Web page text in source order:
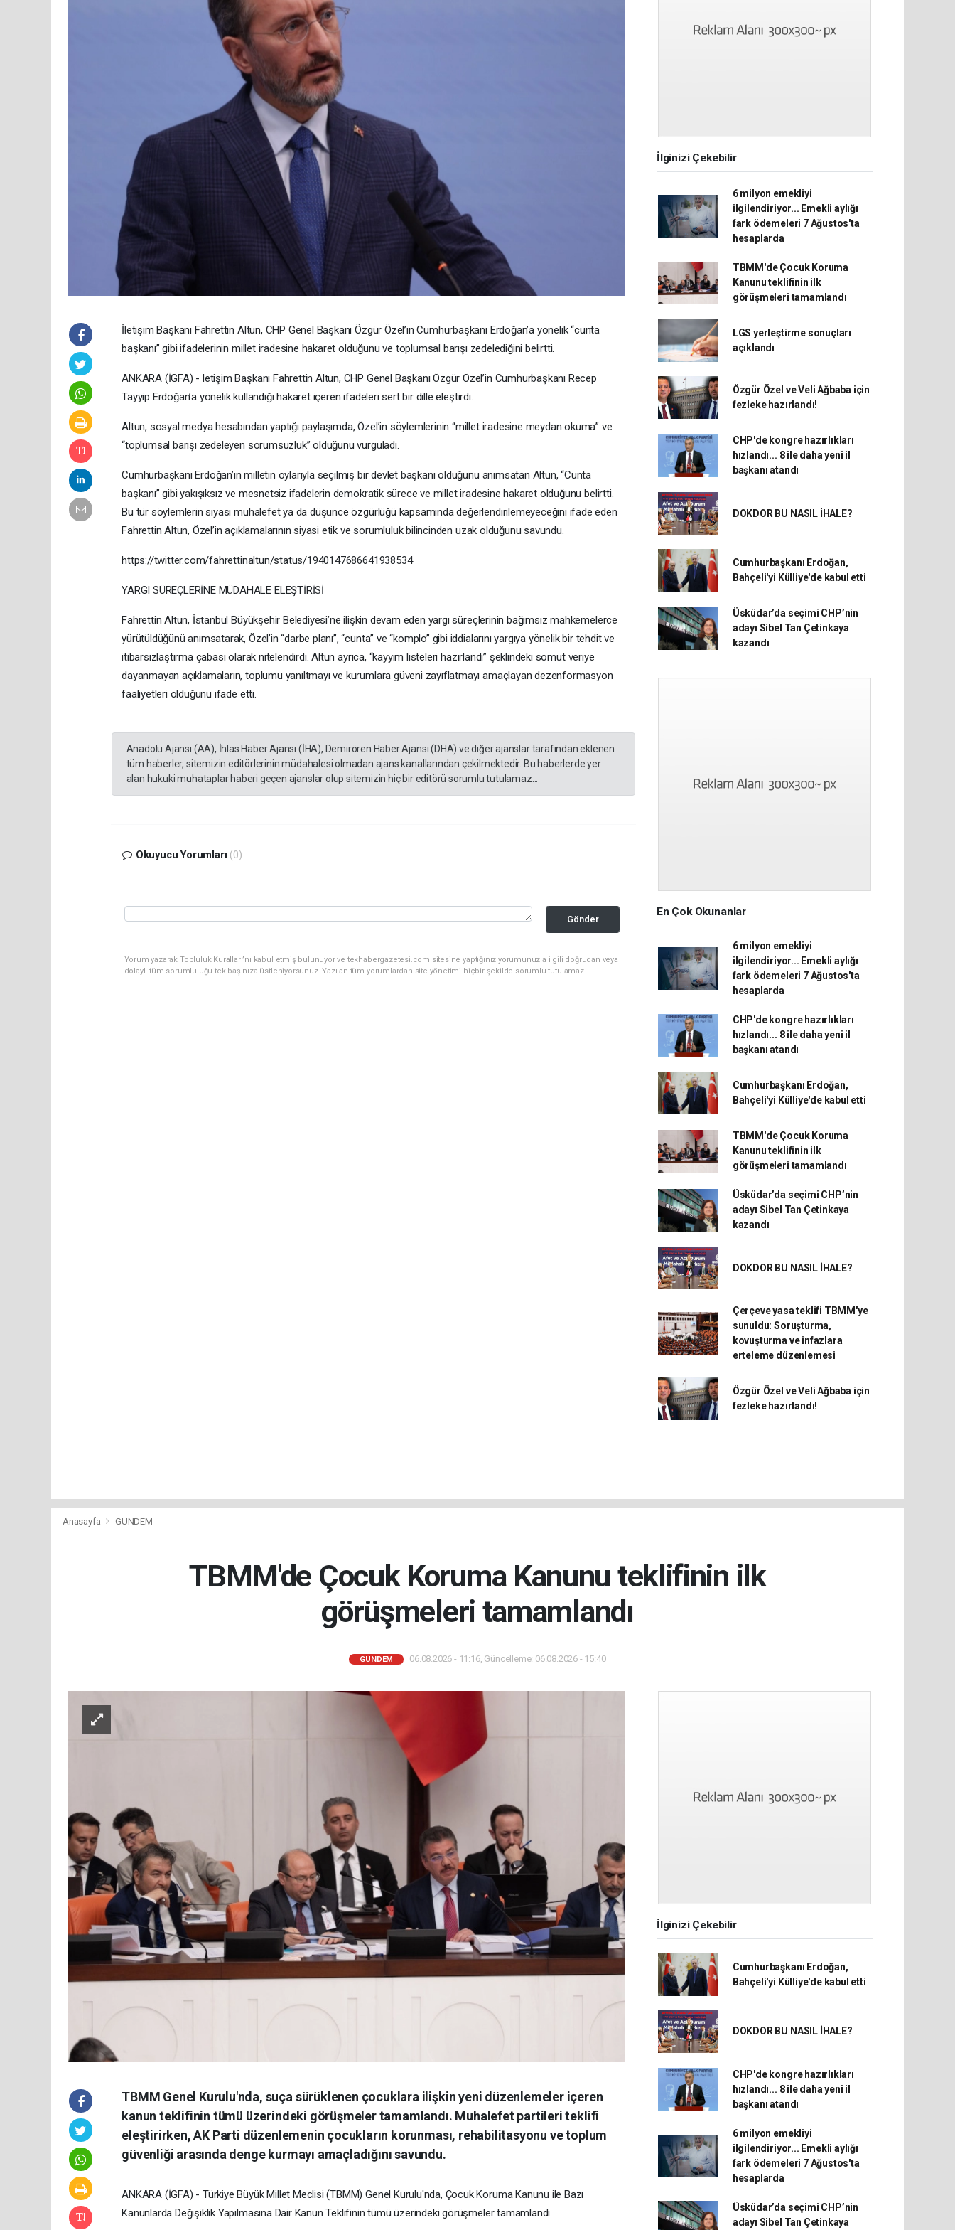
İletişim Başkanı Fahrettin Altun, CHP Genel Başkanı Özgür Özel’in Cumhurbaşkanı Erdoğan’a yönelik “cunta
başkanı” gibi ifadelerinin millet iradesine hakaret olduğunu ve toplumsal barışı zedelediğini belirtti.
ANKARA (İGFA) - letişim Başkanı Fahrettin Altun, CHP Genel Başkanı Özgür Özel’in Cumhurbaşkanı Recep
Tayyip Erdoğan’a yönelik kullandığı hakaret içeren ifadeleri sert bir dille eleştirdi.
Altun, sosyal medya hesabından yaptığı paylaşımda, Özel’in söylemlerinin “millet iradesine meydan okuma” ve
“toplumsal barışı zedeleyen sorumsuzluk” olduğunu vurguladı.
Cumhurbaşkanı Erdoğan’ın milletin oylarıyla seçilmiş bir devlet başkanı olduğunu anımsatan Altun, “Cunta
başkanı” gibi yakışıksız ve mesnetsiz ifadelerin demokratik sürece ve millet iradesine hakaret olduğunu belirtti.
Bu tür söylemlerin siyasi muhalefet ya da düşünce özgürlüğü kapsamında değerlendirilemeyeceğini ifade eden
Fahrettin Altun, Özel’in açıklamalarının siyasi etik ve sorumluluk bilincinden uzak olduğunu savundu.
https://twitter.com/fahrettinaltun/status/1940147686641938534
YARGI SÜREÇLERİNE MÜDAHALE ELEŞTİRİSİ
Fahrettin Altun, İstanbul Büyükşehir Belediyesi’ne ilişkin devam eden yargı süreçlerinin bağımsız mahkemelerce
yürütüldüğünü anımsatarak, Özel’in “darbe planı”, “cunta” ve “komplo” gibi iddialarını yargıya yönelik bir tehdit ve
itibarsızlaştırma çabası olarak nitelendirdi. Altun ayrıca, “kayyım listeleri hazırlandı” şeklindeki somut veriye
dayanmayan açıklamaların, toplumu yanıltmayı ve kurumlara güveni zayıflatmayı amaçlayan dezenformasyon
faaliyetleri olduğunu ifade etti.
Anadolu Ajansı (AA), İhlas Haber Ajansı (İHA), Demirören Haber Ajansı (DHA) ve diğer ajanslar tarafından eklenen
tüm haberler, sitemizin editörlerinin müdahalesi olmadan ajans kanallarından çekilmektedir. Bu haberlerde yer
alan hukuki muhataplar haberi geçen ajanslar olup sitemizin hiç bir editörü sorumlu tutulamaz...
Okuyucu Yorumları (0)
Gönder
Yorum yazarak Topluluk Kuralları’nı kabul etmiş bulunuyor ve tekhabergazetesi.com sitesine yaptığınız yorumunuzla ilgili doğrudan veya
dolaylı tüm sorumluluğu tek başınıza üstleniyorsunuz. Yazılan tüm yorumlardan site yönetimi hiçbir şekilde sorumlu tutulamaz.
İlginizi Çekebilir
6 milyon emekliyi
ilgilendiriyor... Emekli aylığı
fark ödemeleri 7 Ağustos'ta
hesaplarda
TBMM'de Çocuk Koruma
Kanunu teklifinin ilk
görüşmeleri tamamlandı
LGS yerleştirme sonuçları
açıklandı
Özgür Özel ve Veli Ağbaba için
fezleke hazırlandı!
CHP'de kongre hazırlıkları
hızlandı... 8 ile daha yeni il
başkanı atandı
DOKDOR BU NASIL İHALE?
Cumhurbaşkanı Erdoğan,
Bahçeli'yi Külliye'de kabul etti
Üsküdar’da seçimi CHP’nin
adayı Sibel Tan Çetinkaya
kazandı
En Çok Okunanlar
6 milyon emekliyi
ilgilendiriyor... Emekli aylığı
fark ödemeleri 7 Ağustos'ta
hesaplarda
CHP'de kongre hazırlıkları
hızlandı... 8 ile daha yeni il
başkanı atandı
Cumhurbaşkanı Erdoğan,
Bahçeli'yi Külliye'de kabul etti
TBMM'de Çocuk Koruma
Kanunu teklifinin ilk
görüşmeleri tamamlandı
Üsküdar’da seçimi CHP’nin
adayı Sibel Tan Çetinkaya
kazandı
DOKDOR BU NASIL İHALE?
Çerçeve yasa teklifi TBMM'ye
sunuldu: Soruşturma,
kovuşturma ve infazlara
erteleme düzenlemesi
Özgür Özel ve Veli Ağbaba için
fezleke hazırlandı!
Anasayfa GÜNDEM
TBMM'de Çocuk Koruma Kanunu teklifinin ilk
görüşmeleri tamamlandı
GÜNDEM 06.08.2026 - 11:16, Güncelleme: 06.08.2026 - 15:40
TBMM Genel Kurulu'nda, suça sürüklenen çocuklara ilişkin yeni düzenlemeler içeren
kanun teklifinin tümü üzerindeki görüşmeler tamamlandı. Muhalefet partileri teklifi
eleştirirken, AK Parti düzenlemenin çocukların korunması, rehabilitasyonu ve toplum
güvenliği arasında denge kurmayı amaçladığını savundu.
ANKARA (İGFA) - Türkiye Büyük Millet Meclisi (TBMM) Genel Kurulu'nda, Çocuk Koruma Kanunu ile Bazı
Kanunlarda Değişiklik Yapılmasına Dair Kanun Teklifinin tümü üzerindeki görüşmeler tamamlandı.
İlginizi Çekebilir
Cumhurbaşkanı Erdoğan,
Bahçeli'yi Külliye'de kabul etti
DOKDOR BU NASIL İHALE?
CHP'de kongre hazırlıkları
hızlandı... 8 ile daha yeni il
başkanı atandı
6 milyon emekliyi
ilgilendiriyor... Emekli aylığı
fark ödemeleri 7 Ağustos'ta
hesaplarda
Üsküdar’da seçimi CHP’nin
adayı Sibel Tan Çetinkaya